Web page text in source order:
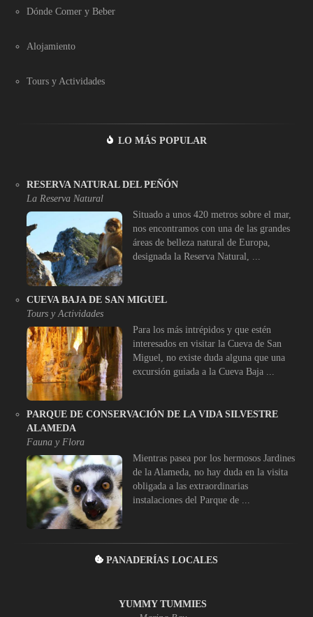
Dónde Comer y Beber
Alojamiento
Tours y Actividades
LO MÁS POPULAR
RESERVA NATURAL DEL PEÑÓN
La Reserva Natural
Situado a unos 420 metros sobre el mar,
nos encontramos con una de las grandes
áreas de belleza natural de Europa,
designada la Reserva Natural, ...
CUEVA BAJA DE SAN MIGUEL
Tours y Actividades
Para los más intrépidos y que estén
interesados en visitar la Cueva de San
Miguel, no existe duda alguna que una
excursión guiada a la Cueva Baja ...
PARQUE DE CONSERVACIÓN DE LA VIDA SILVESTRE
ALAMEDA
Fauna y Flora
Mientras pasea por los hermosos Jardines
de la Alameda, no hay duda en la visita
obligada a las extraordinarias
instalaciones del Parque de ...
PANADERÍAS LOCALES
YUMMY TUMMIES